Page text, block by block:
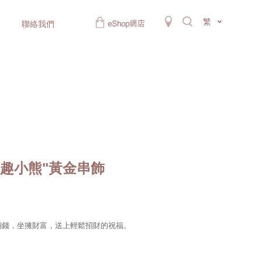
聯絡我們 繁
小熊"黃金串飾
，坐擁財富，送上輕鬆招財的祝福。